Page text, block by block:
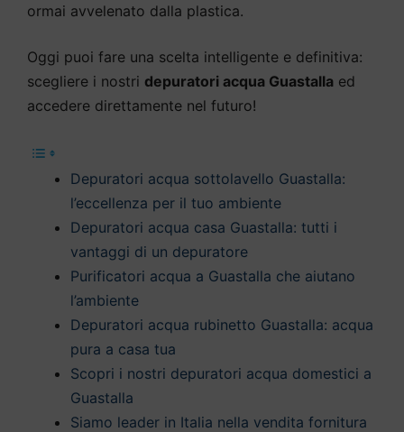
ormai avvelenato dalla plastica.
Oggi puoi fare una scelta intelligente e definitiva:
scegliere i nostri depuratori acqua Guastalla ed
accedere direttamente nel futuro!
Depuratori acqua sottolavello Guastalla:
l’eccellenza per il tuo ambiente
Depuratori acqua casa Guastalla: tutti i
vantaggi di un depuratore
Purificatori acqua a Guastalla che aiutano
l’ambiente
Depuratori acqua rubinetto Guastalla: acqua
pura a casa tua
Scopri i nostri depuratori acqua domestici a
Guastalla
Siamo leader in Italia nella vendita fornitura